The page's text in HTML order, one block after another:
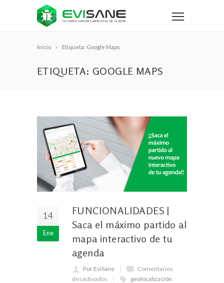
Inicio Etiqueta: Google Maps
ETIQUETA: GOOGLE MAPS
14
Ene
FUNCIONALIDADES |
Saca el máximo partido al
mapa interactivo de tu
agenda
Por EviSane
Comentarios
desactivados
geolocalización